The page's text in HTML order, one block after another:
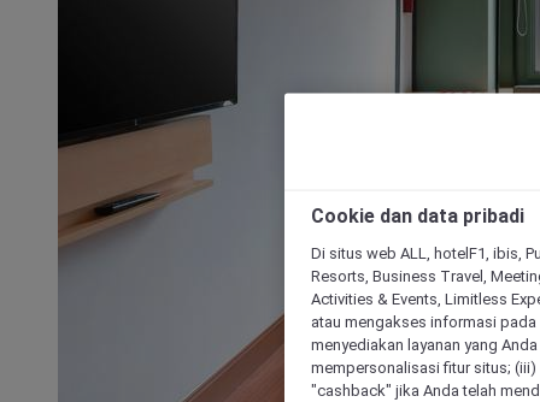
Cookie dan data pribadi
Di situs web ALL, hotelF1, ibis,
Resorts, Business Travel,
Activities & Events, Limitless
atau mengakses informasi
menyediakan layanan yang
mempersonalisasi fitur situs;
"cashback" jika Anda telah